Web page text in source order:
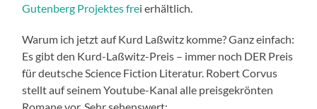
Gutenberg Projektes frei erhältlich.
Warum ich jetzt auf Kurd Laßwitz komme? Ganz einfach:
Es gibt den Kurd-Laßwitz-Preis – immer noch DER Preis
für deutsche Science Fiction Literatur. Robert Corvus
stellt auf seinem Youtube-Kanal alle preisgekrönten
Romane vor. Sehr sehenswert: